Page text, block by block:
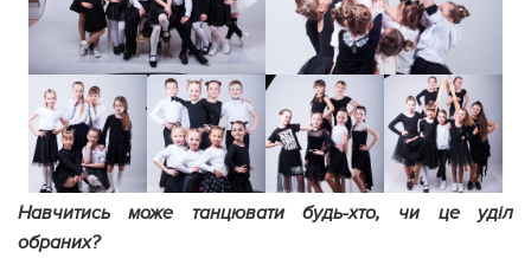
Навчитись може танцювати будь-хто, чи це уділ
обраних?